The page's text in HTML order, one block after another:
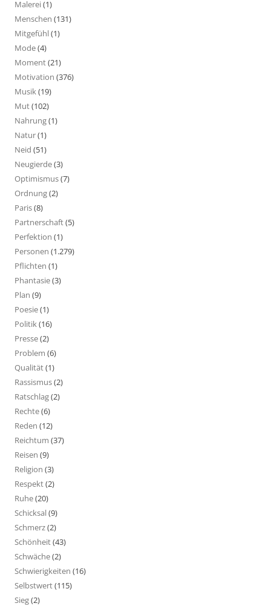
Malerei(1)
Menschen (131)
Mitgefühl(1)
Mode(4)
Moment(21)
Motivation (376)
Musik(19)
Mut(102)
Nahrung(1)
Natur(1)
Neid (51)
Neugierde(3)
Optimismus(7)
Ordnung(2)
Paris(8)
Partnerschaft(5)
Perfektion (1)
Personen (1.279)
Pflichten (1)
Phantasie(3)
Plan (9)
Poesie(1)
Politik(16)
Presse(2)
Problem (6)
Qualität(1)
Rassismus(2)
Ratschlag(2)
Rechte(6)
Reden (12)
Reichtum (37)
Reisen (9)
Religion (3)
Respekt(2)
Ruhe(20)
Schicksal(9)
Schmerz(2)
Schönheit(43)
Schwäche(2)
Schwierigkeiten (16)
Selbstwert(115)
Sieg(2)